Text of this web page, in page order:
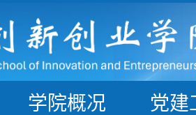
学院概况 党建